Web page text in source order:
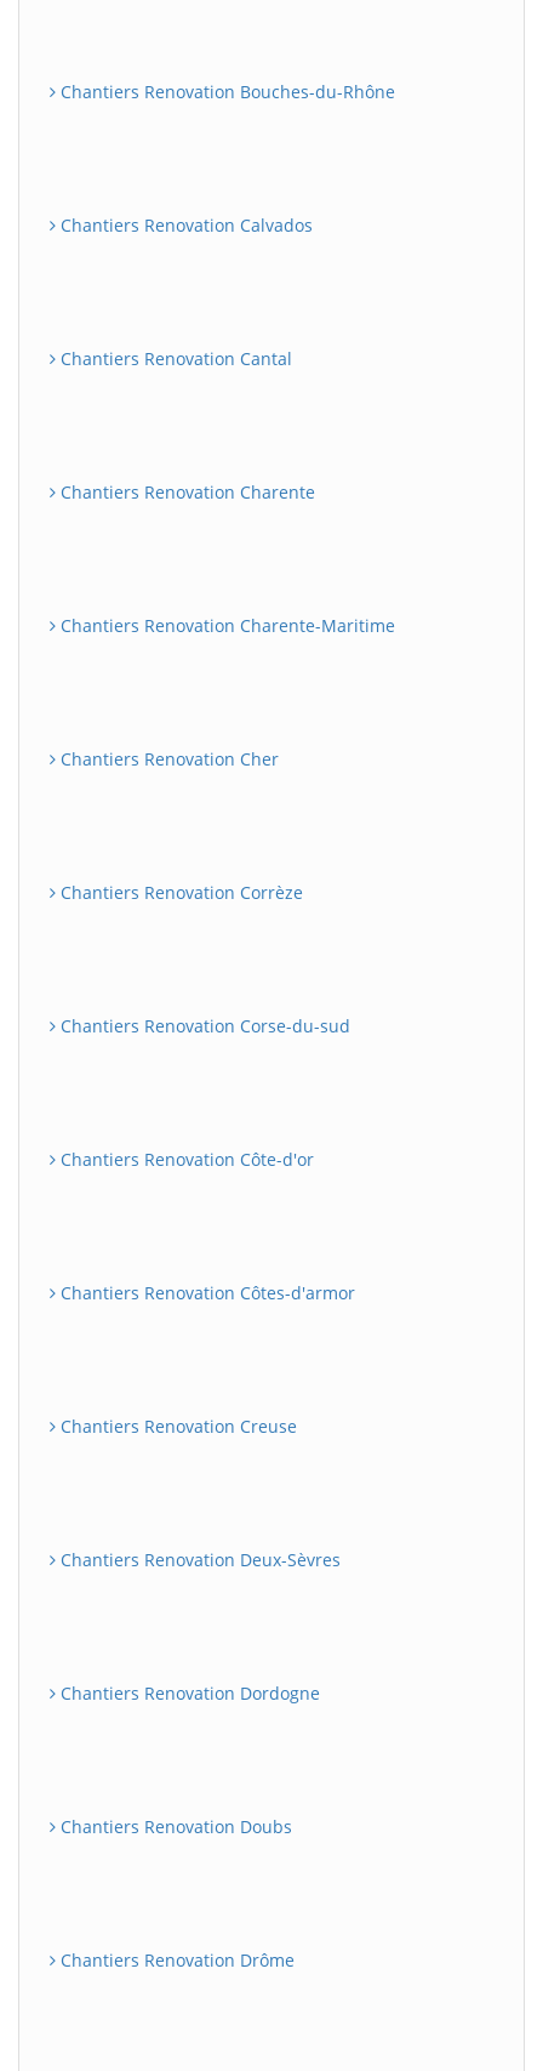
Chantiers Renovation Bouches-du-Rhône
Chantiers Renovation Calvados
Chantiers Renovation Cantal
Chantiers Renovation Charente
Chantiers Renovation Charente-Maritime
Chantiers Renovation Cher
Chantiers Renovation Corrèze
Chantiers Renovation Corse-du-sud
Chantiers Renovation Côte-d'or
Chantiers Renovation Côtes-d'armor
Chantiers Renovation Creuse
Chantiers Renovation Deux-Sèvres
Chantiers Renovation Dordogne
Chantiers Renovation Doubs
Chantiers Renovation Drôme